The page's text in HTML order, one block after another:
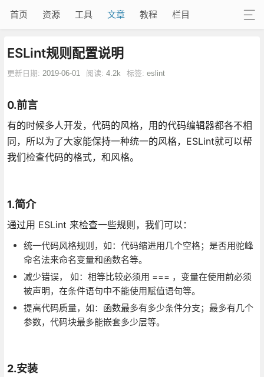
首页 资源 工具 文章 教程 栏目
ESLint规则配置说明
更新日期: 2019-06-01 阅读: 4.2k 标签: eslint
0.前言
有的时候多人开发，代码的风格，用的代码编辑器都各不相
同，所以为了大家能保持一种统一的风格，ESLint就可以帮
我们检查代码的格式，和风格。
1.简介
通过用 ESLint 来检查一些规则，我们可以：
统一代码风格规则，如：代码缩进用几个空格；是否用驼峰
命名法来命名变量和函数名等。
减少错误， 如：相等比较必须用 === ，变量在使用前必须
被声明，在条件语句中不能使用赋值语句等。
提高代码质量，如：函数最多有多少条件分支；最多有几个
参数，代码块最多能嵌套多少层等。
2.安装